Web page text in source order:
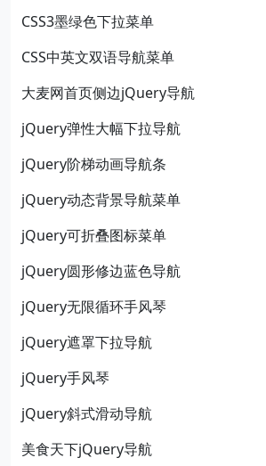
CSS3墨绿色下拉菜单
CSS中英文双语导航菜单
大麦网首页侧边jQuery导航
jQuery弹性大幅下拉导航
jQuery阶梯动画导航条
jQuery动态背景导航菜单
jQuery可折叠图标菜单
jQuery圆形修边蓝色导航
jQuery无限循环手风琴
jQuery遮罩下拉导航
jQuery手风琴
jQuery斜式滑动导航
美食天下jQuery导航